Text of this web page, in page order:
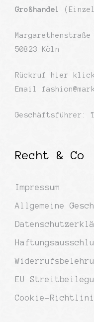
Großhandel
Margarethenstraße
50823 Köln
Rückruf
hier
Email
Geschäftsführer:
Recht & Co
Impressum
Allgemeine
EU
Cookie-